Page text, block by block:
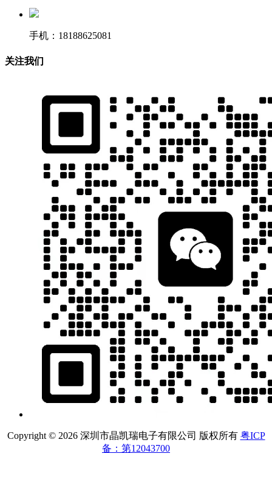
手机：18188625081
关注我们
Copyright © 2026 深圳市晶凯瑞电子有限公司 版权所有 粤ICP
备：第12043700